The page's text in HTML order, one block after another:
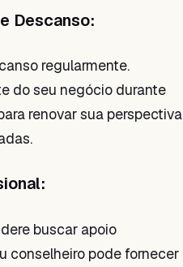
Descanso:
regularmente.
do seu negócio durante
renovar sua perspectiva
buscar apoio
conselheiro pode fornecer